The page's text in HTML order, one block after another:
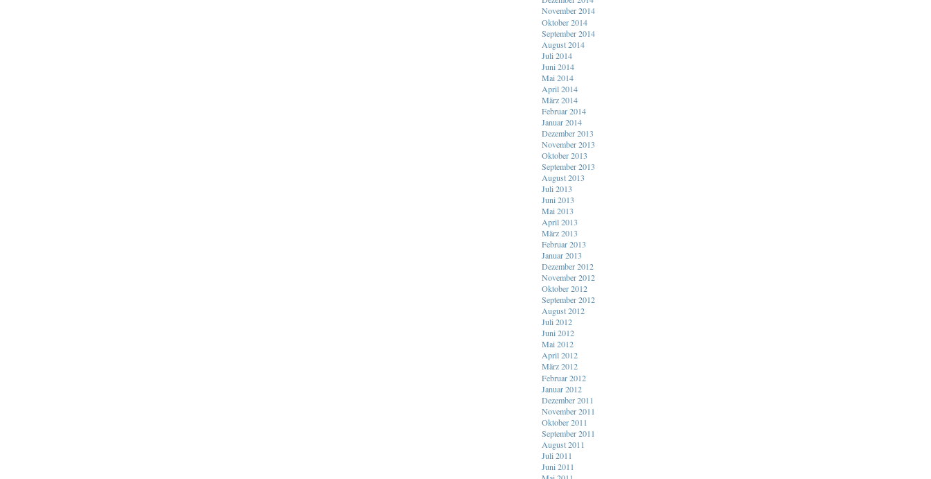
November 2014
Oktober 2014
September 2014
August 2014
Juli 2014
Juni 2014
Mai 2014
April 2014
März 2014
Februar 2014
Januar 2014
Dezember 2013
November 2013
Oktober 2013
September 2013
August 2013
Juli 2013
Juni 2013
Mai 2013
April 2013
März 2013
Februar 2013
Januar 2013
Dezember 2012
November 2012
Oktober 2012
September 2012
August 2012
Juli 2012
Juni 2012
Mai 2012
April 2012
März 2012
Februar 2012
Januar 2012
Dezember 2011
November 2011
Oktober 2011
September 2011
August 2011
Juli 2011
Juni 2011